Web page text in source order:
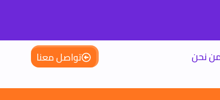
نحن تواصل معنا